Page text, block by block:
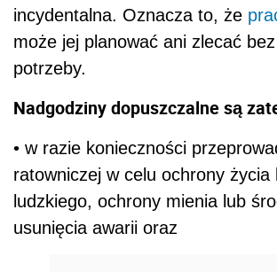
incydentalna. Oznacza to, że
może jej planować ani zlecać
potrzeby.
Nadgodziny dopuszczalne są
• w razie konieczności
ratowniczej w celu ochrony życia
ludzkiego, ochrony mienia lub
usunięcia awarii oraz